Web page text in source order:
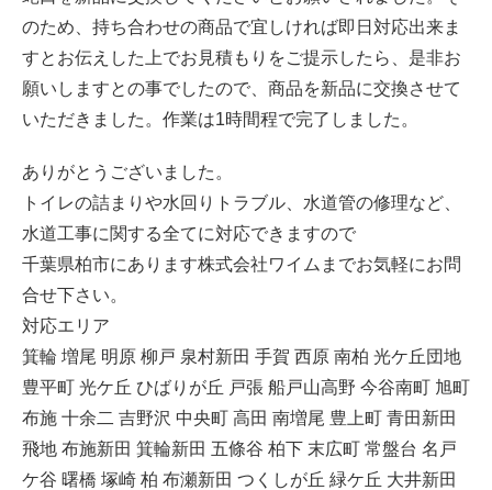
のため、持ち合わせの商品で宜しければ即日対応出来ま
すとお伝えした上でお見積もりをご提示したら、是非お
願いしますとの事でしたので、商品を新品に交換させて
いただきました。作業は1時間程で完了しました。
ありがとうございました。
トイレの詰まりや水回りトラブル、水道管の修理など、
水道工事に関する全てに対応できますので
千葉県柏市にあります株式会社ワイムまでお気軽にお問
合せ下さい。
対応エリア
箕輪 増尾 明原 柳戸 泉村新田 手賀 西原 南柏 光ケ丘団地
豊平町 光ケ丘 ひばりが丘 戸張 船戸山高野 今谷南町 旭町
布施 十余二 吉野沢 中央町 高田 南増尾 豊上町 青田新田
飛地 布施新田 箕輪新田 五條谷 柏下 末広町 常盤台 名戸
ケ谷 曙橋 塚崎 柏 布瀬新田 つくしが丘 緑ケ丘 大井新田